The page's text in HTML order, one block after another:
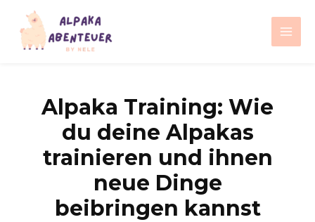
Inhalt
springen
Main
Alpaka Training: Wie
du deine Alpakas
trainieren und ihnen
neue Dinge
beibringen kannst